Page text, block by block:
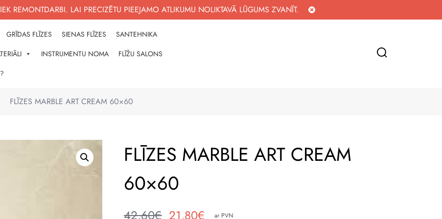
REMONTDARBI. LAI PRECIZĒTU PIEEJAMO ATLIKUMU NOLIKTAVĀ LŪGUMS ZVANĪT.
GRĪDAS FLĪZES SIENAS FLĪZES
SANTEHNIKA
INSTRUMENTU NOMA
FLĪŽU SALONS
FLĪZES MARBLE ART CREAM 60×60
FLĪZES MARBLE ART CREAM
60×60
42,60€ 21,80€ ar PVN